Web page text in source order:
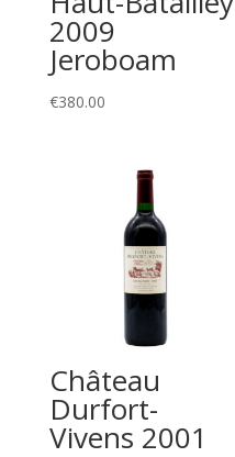
2009
Jeroboam
€380.00
Château
Durfort-
Vivens 2001